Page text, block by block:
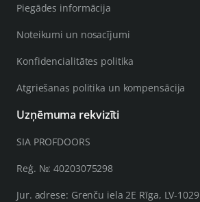
Piegādes informācija
Noteikumi un nosacījumi
Konfidencialitātes politika
Atgriešanas politika un kompensācija
Uzņēmuma rekvizīti
SIA PROFDOORS
Reģ. №: 40203075298
Jur. adrese: Grenču iela 2E Rīga, LV-1029